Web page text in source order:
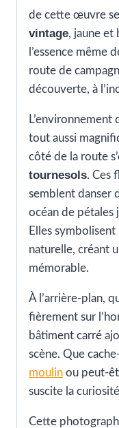
de cette œuvre
vintage, jaune et
l’essence même
route de
découverte, à
L’environnement
tout aussi
côté de la route
tournesols. Ces
semblent danser
océan de pétales
Elles
naturelle, créant
mémorable.
À l’arrière-plan,
fièrement sur
bâtiment carré
scène. Que
moulin ou peut-
suscite la
Cette